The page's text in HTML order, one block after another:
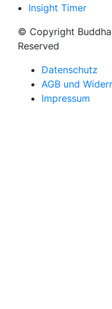
Insight Timer
© Copyright
Reserved
Datenschutz
AGB und
Impressum